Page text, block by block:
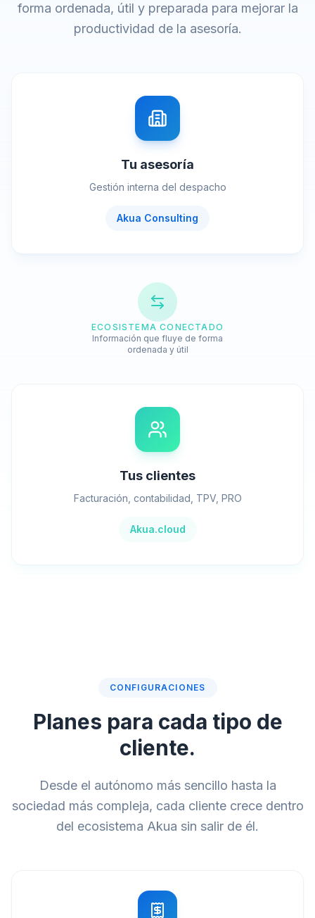
forma ordenada, útil y preparada para mejorar la
productividad de la asesoría.
Tu asesoría
Gestión interna del despacho
Akua Consulting
ECOSISTEMA CONECTADO
Información que fluye de forma
ordenada y útil
Tus clientes
Facturación, contabilidad, TPV, PRO
Akua.cloud
CONFIGURACIONES
Planes para cada tipo de
cliente.
Desde el autónomo más sencillo hasta la
sociedad más compleja, cada cliente crece dentro
del ecosistema Akua sin salir de él.